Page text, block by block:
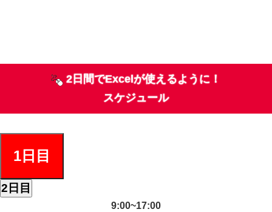
2日間でExcelが使えるように！
スケジュール
1日目
2日目
9:00~17:00